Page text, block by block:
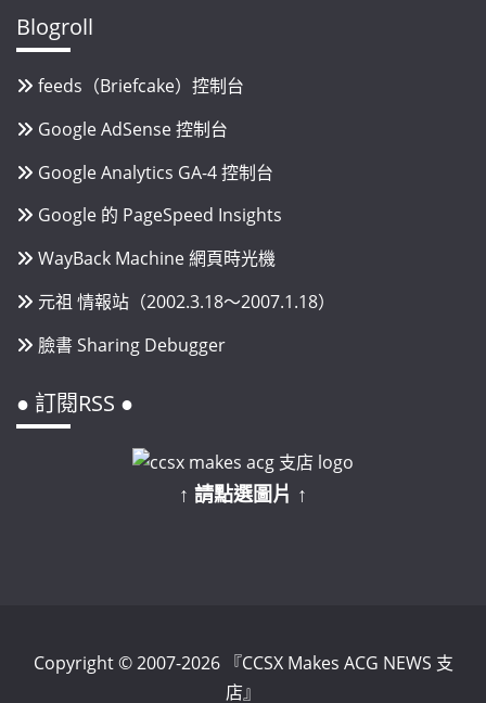
Blogroll
feeds（Briefcake）控制台
Google AdSense 控制台
Google Analytics GA-4 控制台
Google 的 PageSpeed Insights
WayBack Machine 網頁時光機
元祖 情報站（2002.3.18～2007.1.18）
臉書 Sharing Debugger
● 訂閱RSS ●
↑ 請點選圖片 ↑
Copyright © 2007-2026 『CCSX Makes ACG NEWS 支
店』